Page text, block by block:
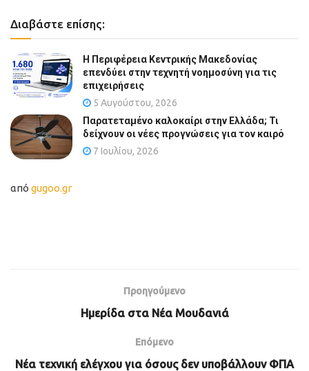
Διαβάστε επίσης:
Η Περιφέρεια Κεντρικής Μακεδονίας
επενδύει στην τεχνητή νοημοσύνη για τις
επιχειρήσεις
5 Αυγούστου, 2026
Παρατεταμένο καλοκαίρι στην Ελλάδα; Τι
δείχνουν οι νέες προγνώσεις για τον καιρό
7 Ιουλίου, 2026
από gugoo.gr
Προηγούμενο
Ημερίδα στα Νέα Μουδανιά
Επόμενο
Νέα τεχνική ελέγχου για όσους δεν υποβάλλουν ΦΠΑ